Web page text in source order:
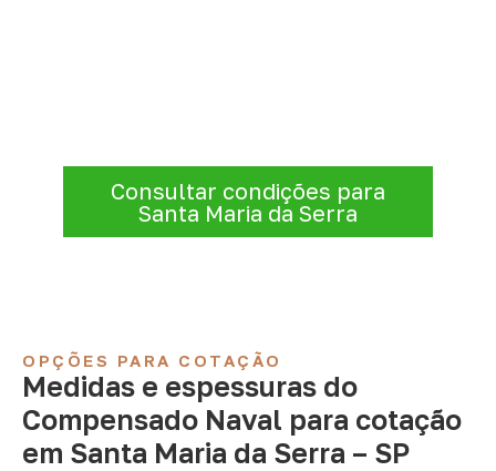
Consultar condições para
Santa Maria da Serra
OPÇÕES PARA COTAÇÃO
Medidas e espessuras do
Compensado Naval para cotação
em Santa Maria da Serra – SP